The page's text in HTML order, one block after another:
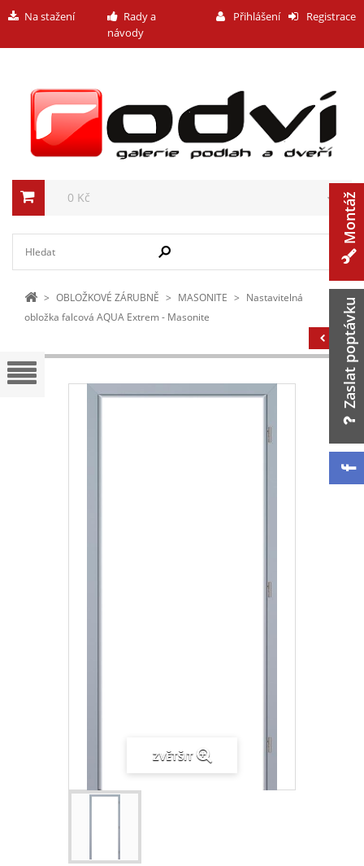
Registrace
Přihlášení
Na stažení
Rady a
návody
0 Kč
> OBLOŽKOVÉ ZÁRUBNĚ > MASONITE > Nastavitelná
obložka falcová AQUA Extrem - Masonite
ZVĚTŠIT
Montáž
Zaslat poptávku